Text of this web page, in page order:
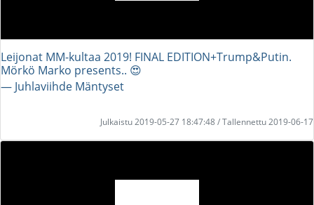
Leijonat MM-kultaa 2019! FINAL EDITION+Trump&Putin.
Mörkö Marko presents.. 😍
― Juhlaviihde Mäntyset
Julkaistu 2019-05-27 18:47:48 / Tallennettu 2019-06-17